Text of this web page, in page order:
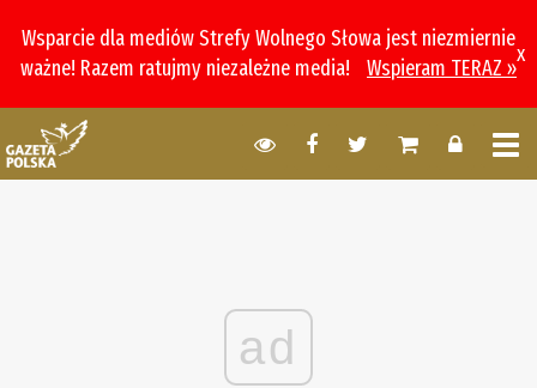
Wsparcie dla mediów Strefy Wolnego Słowa jest niezmiernie
ważne! Razem ratujmy niezależne media!
Wspieram TERAZ »
x
ad